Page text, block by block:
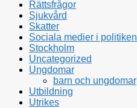
Rättsfrågor
Sjukvård
Skatter
Sociala medier i politiken
Stockholm
Uncategorized
Ungdomar
barn och ungdomar
Utbildning
Utrikes